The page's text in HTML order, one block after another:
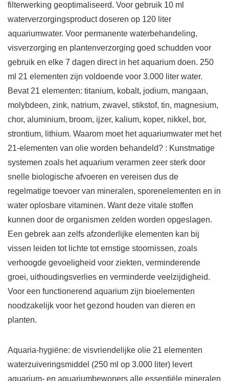
filterwerking geoptimaliseerd. Voor gebruik 10 ml
waterverzorgingsproduct doseren op 120 liter
aquariumwater. Voor permanente waterbehandeling,
visverzorging en plantenverzorging goed schudden voor
gebruik en elke 7 dagen direct in het aquarium doen. 250
ml 21 elementen zijn voldoende voor 3.000 liter water.
Bevat 21 elementen: titanium, kobalt, jodium, mangaan,
molybdeen, zink, natrium, zwavel, stikstof, tin, magnesium,
chor, aluminium, broom, ijzer, kalium, koper, nikkel, bor,
strontium, lithium. Waarom moet het aquariumwater met het
21-elementen van olie worden behandeld? : Kunstmatige
systemen zoals het aquarium verarmen zeer sterk door
snelle biologische afvoeren en vereisen dus de
regelmatige toevoer van mineralen, sporenelementen en in
water oplosbare vitaminen. Want deze vitale stoffen
kunnen door de organismen zelden worden opgeslagen.
Een gebrek aan zelfs afzonderlijke elementen kan bij
vissen leiden tot lichte tot ernstige stoornissen, zoals
verhoogde gevoeligheid voor ziekten, verminderende
groei, uithoudingsverlies en verminderde veelzijdigheid.
Voor een functionerend aquarium zijn bioelementen
noodzakelijk voor het gezond houden van dieren en
planten.
Aquaria-hygiëne: de visvriendelijke olie 21 elementen
waterzuiveringsmiddel (250 ml op 3.000 liter) levert
aquarium- en aquariumbewoners alle essentiële mineralen